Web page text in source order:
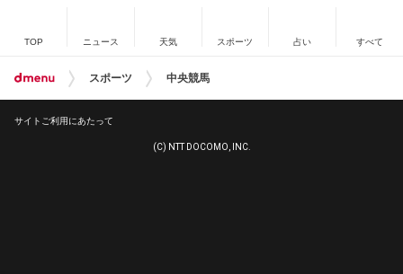
TOP ニュース 天気 スポーツ 占い すべて
スポーツ 中央競馬
サイトご利用にあたって
(C) NTT DOCOMO, INC.